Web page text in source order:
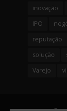
inovação
IPO
reputação
solução
Varejo